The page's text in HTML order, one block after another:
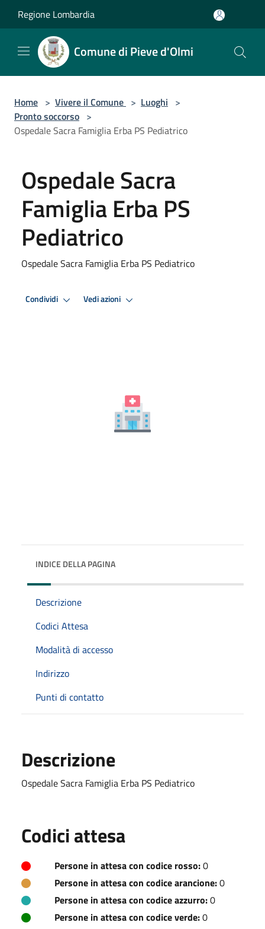
Regione Lombardia
Comune di Pieve d'Olmi
Home > Vivere il Comune > Luoghi >
Pronto soccorso >
Ospedale Sacra Famiglia Erba PS Pediatrico
Ospedale Sacra
Famiglia Erba PS
Pediatrico
Ospedale Sacra Famiglia Erba PS Pediatrico
Condividi Vedi azioni
INDICE DELLA PAGINA
Descrizione
Codici Attesa
Modalità di accesso
Indirizzo
Punti di contatto
Descrizione
Ospedale Sacra Famiglia Erba PS Pediatrico
Codici attesa
Persone in attesa con codice rosso:0
Persone in attesa con codice arancione:0
Persone in attesa con codice azzurro:0
Persone in attesa con codice verde:0